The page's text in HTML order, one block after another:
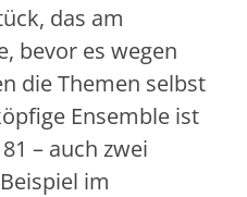
das am
bevor es wegen
die Themen selbst
Ensemble ist
– auch zwei
im